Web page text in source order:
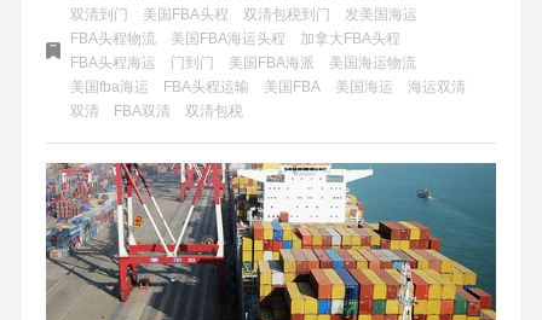
括报关、清关和关税。
双清到门
美国FBA头程 双清包税到门
发美国海运
FBA头程物流
美国FBA海运头程
加拿大FBA头程
FBA头程海运
门到门 美国FBA海派
美国海运物流
美国fba海运
FBA头程运输 美国FBA 美国海运
海运双清
双清
FBA双清 双清包税